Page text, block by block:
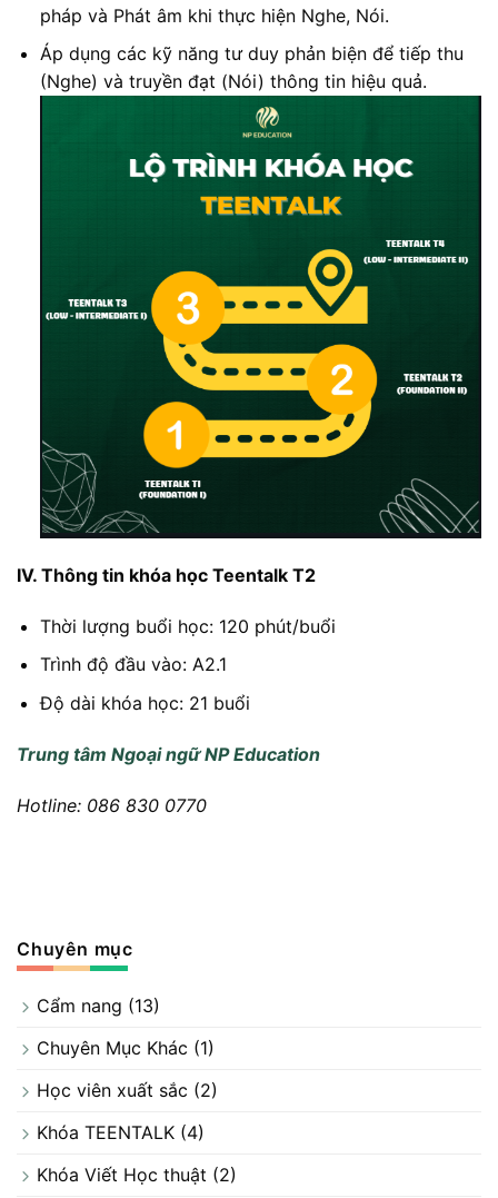
pháp và Phát âm khi thực hiện Nghe, Nói.
Áp dụng các kỹ năng tư duy phản biện để tiếp thu
(Nghe) và truyền đạt (Nói) thông tin hiệu quả.
IV. Thông tin khóa học Teentalk T2
Thời lượng buổi học: 120 phút/buổi
Trình độ đầu vào: A2.1
Độ dài khóa học: 21 buổi
Trung tâm Ngoại ngữ NP Education
Hotline: 086 830 0770
Chuyên mục
Cẩm nang (13)
Chuyên Mục Khác (1)
Học viên xuất sắc (2)
Khóa TEENTALK (4)
Khóa Viết Học thuật (2)